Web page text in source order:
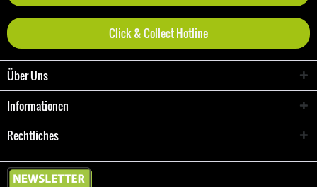
Click & Collect Hotline
Über Uns
Informationen
Rechtliches